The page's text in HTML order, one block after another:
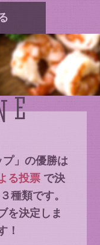
E
プ」の優勝は
る投票で決
種類です。
を決定しま
！